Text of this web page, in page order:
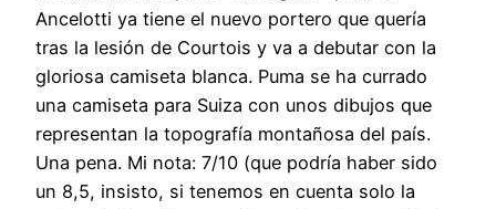
Ancelotti ya tiene el nuevo portero que quería
tras la lesión de Courtois y va a debutar con la
gloriosa camiseta blanca. Puma se ha currado
una camiseta para Suiza con unos dibujos que
representan la topografía montañosa del país.
Una pena. Mi nota: 7/10 (que podría haber sido
un 8,5, insisto, si tenemos en cuenta solo la